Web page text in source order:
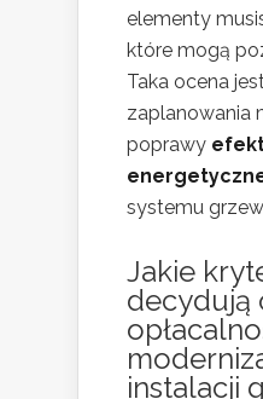
elementy
które mogą
Taka ocena
zaplanowania
poprawy
systemu
Jakie
decydują
instalacji